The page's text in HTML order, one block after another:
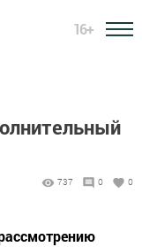
16+
737 0 0